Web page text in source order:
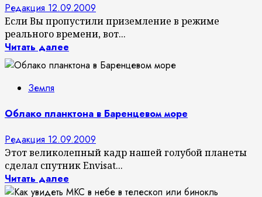
Редакция 12.09.2009
Если Вы пропустили приземление в режиме
реального времени, вот...
Читать далее
Земля
Облако планктона в Баренцевом море
Редакция 12.09.2009
Этот великолепный кадр нашей голубой планеты
сделал спутник Envisat...
Читать далее